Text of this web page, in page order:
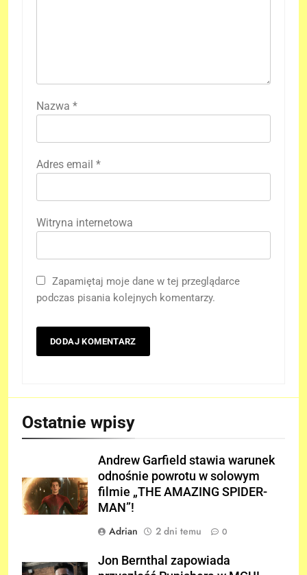
Nazwa *
Adres email *
Witryna internetowa
Zapamiętaj moje dane w tej przeglądarce
podczas pisania kolejnych komentarzy.
Ostatnie wpisy
Andrew Garfield stawia warunek
odnośnie powrotu w solowym
filmie „THE AMAZING SPIDER-
MAN”!
Adrian
2 dni temu 0
Jon Bernthal zapowiada